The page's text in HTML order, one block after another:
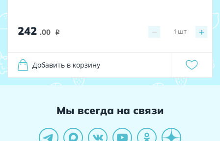
242 .00 i − +
1 шт
Добавить в корзину
Мы всегда на связи